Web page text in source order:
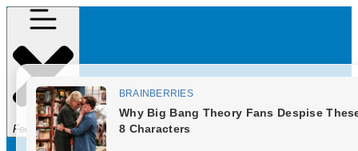
Fechar Menu